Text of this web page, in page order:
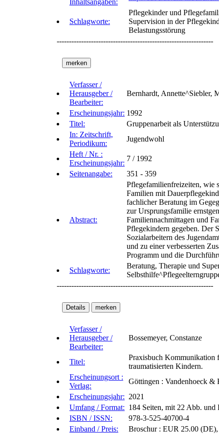
Inhaltsangaben:
Schlagworte:
Pflegekinder und
Supervision in der
Belastungsstörung
----------------------------------------------------------------
Verfasser /
Herausgeber /
Bearbeiter:
Bernhardt, Annette^Siebler,
Erscheinungsjahr: 1992
Titel:
Gruppenarbeit als
In: Zeitschrift,
Periodikum:
Jugendwohl
Heft / Nr. :
Erscheinungsjahr:
7 / 1992
Seitenangabe:
351 - 359
Abstract:
Pflegefamilienfreizeiten, wie
Familien mit
fachlicher Beratung im
zur Ursprungsfamilie
Familiennachmittagen und
Pflegekindern gegeben. Der
Sozialarbeitern des
und zu einer verbesserten
Programm und die
Schlagworte:
Beratung, Therapie und
----------------------------------------------------------------
Verfasser /
Herausgeber /
Bearbeiter:
Bossemeyer, Constanze
Titel:
Praxisbuch Kommunikation
traumatisierten Kindern.
Erscheinungsort :
Verlag:
Göttingen : Vandenhoeck &
Erscheinungsjahr: 2021
Umfang / Format: 184 Seiten, mit 22 Abb.
ISBN / ISSN:
978-3-525-40700-4
Einband / Preis:
Broschur : EUR 25.00